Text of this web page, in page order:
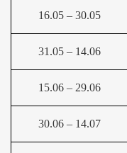
16.05 – 30.05
31.05 – 14.06
15.06 – 29.06
30.06 – 14.07